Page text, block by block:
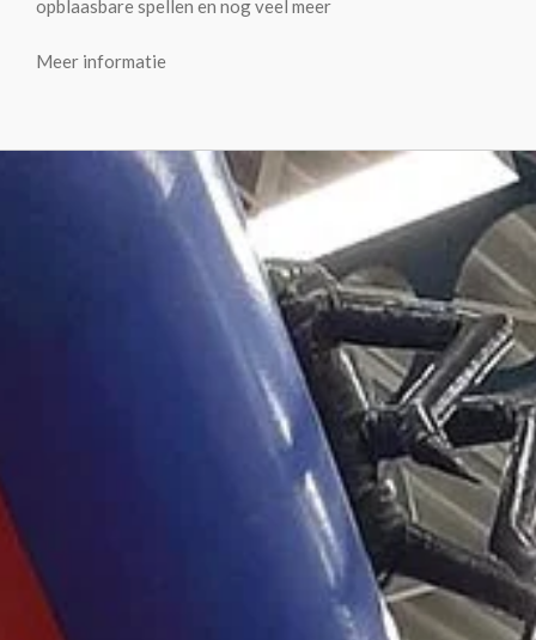
opblaasbare spellen en nog veel meer
Meer informatie